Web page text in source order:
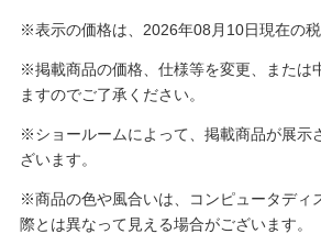
※表示の価格は、2026年08月10日現在の税
※掲載商品の価格、仕様等を変更、または
ますのでご了承ください。
※ショールームによって、掲載商品が展示
ざいます。
※商品の色や風合いは、コンピュータディ
際とは異なって見える場合がございます。